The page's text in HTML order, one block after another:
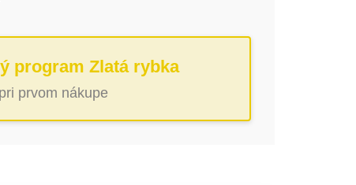
program Zlatá rybka
prvom nákupe